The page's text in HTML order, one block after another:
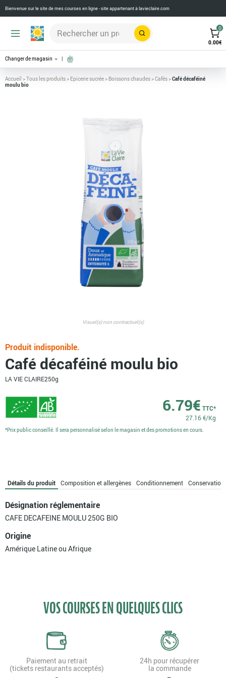
Bienvenue sur le site de mes courses en ligne - site appartenant àlavieclaire.com
Rechercher
0
0.00€
Changer de magasin
Accueil >Tous les produits> Epicerie sucrée> Boissons chaudes>Cafés>Café décaféiné
moulu bio
Visuel(s) non contractuel(s)
Café décaféiné moulu bio
LA VIE CLAIRE250g
6.79€ TTC*
27.16 €/Kg
Produit indisponible.
*Prix public conseillé. Il sera personnalisé selon le magasin et des promotions en cours.
Détails du produit Composition et allergènes Conditionnement Conservation
Désignation réglementaire
CAFE DECAFEINE MOULU 250G BIO
Origine
Amérique Latine ou Afrique
VOS COURSES EN QUELQUES CLICS
Paiement au retrait
(tickets restaurants acceptés)
24h pour récupérer
la commande